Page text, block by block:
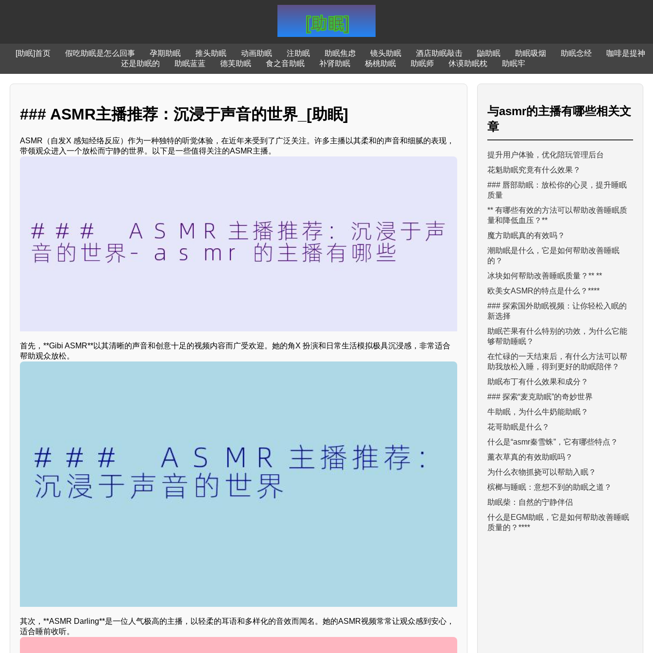
[助眠]首页 假吃助眠是怎么回事 孕期助眠 推头助眠 动画助眠 注助眠 助眠焦虑 镜头助眠 酒店助眠敲击 鼬助眠 助眠吸烟 助眠念经
咖啡是提神
还是助眠的
助眠蓝蓝 德芙助眠 食之音助眠 补肾助眠 杨桃助眠 助眠师 休谟助眠枕 助眠牢
### ASMR主播推荐：沉浸于声音的世界_[助眠]
ASMR（自发X 感知经络反应）作为一种独特的听觉体验，在近年来受到了广泛关注。许多主播以其柔和的声音和细腻的表现，
带领观众进入一个放松而宁静的世界。以下是一些值得关注的ASMR主播。
首先，**Gibi ASMR**以其清晰的声音和创意十足的视频内容而广受欢迎。她的角X 扮演和日常生活模拟极具沉浸感，非常适合
帮助观众放松。
其次，**ASMR Darling**是一位人气极高的主播，以轻柔的耳语和多样化的音效而闻名。她的ASMR视频常常让观众感到安心，
适合睡前收听。
与asmr的主播有哪些相关文
章
提升用户体验，优化陪玩管理后台
花魁助眠究竟有什么效果？
### 唇部助眠：放松你的心灵，提升睡眠
质量
** 有哪些有效的方法可以帮助改善睡眠质
量和降低血压？**
魔方助眠真的有效吗？
潮助眠是什么，它是如何帮助改善睡眠
的？
冰块如何帮助改善睡眠质量？** **
欧美女ASMR的特点是什么？****
### 探索国外助眠视频：让你轻松入眠的
新选择
助眠芒果有什么特别的功效，为什么它能
够帮助睡眠？
在忙碌的一天结束后，有什么方法可以帮
助我放松入睡，得到更好的助眠陪伴？
助眠布丁有什么效果和成分？
### 探索“麦克助眠”的奇妙世界
牛助眠，为什么牛奶能助眠？
花哥助眠是什么？
什么是“asmr秦雪蛛”，它有哪些特点？
薰衣草真的有效助眠吗？
为什么衣物抓挠可以帮助入眠？
槟榔与睡眠：意想不到的助眠之道？
助眠柴：自然的宁静伴侣
什么是EGM助眠，它是如何帮助改善睡眠
质量的？****